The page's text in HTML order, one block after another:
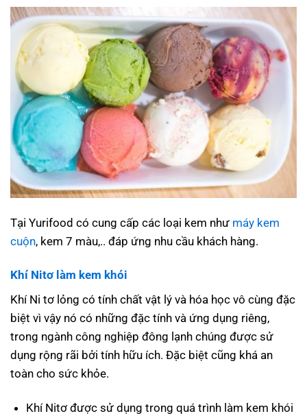
Tại Yurifood có cung cấp các loại kem như máy kem
cuộn, kem 7 màu,.. đáp ứng nhu cầu khách hàng.
Khí Nitơ làm kem khói
Khí Ni tơ lỏng có tính chất vật lý và hóa học vô cùng đặc
biệt vì vậy nó có những đặc tính và ứng dụng riêng,
trong ngành công nghiệp đông lạnh chúng được sử
dụng rộng rãi bởi tính hữu ích. Đặc biệt cũng khá an
toàn cho sức khỏe.
Khí Nitơ được sử dụng trong quá trình làm kem khói